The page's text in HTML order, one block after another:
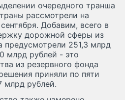
очередного транша
рассмотрели на
Добавим, всего в
дорожной сферы из
предусмотрели 251,3 млрд
млрд рублей - это
из резервного фонда
приняли по пяти
млрд рублей.